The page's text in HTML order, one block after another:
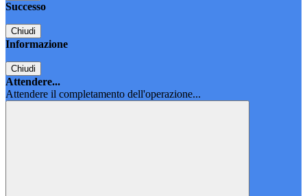
Successo
Chiudi
Informazione
Chiudi
Attendere...
Attendere il completamento dell'operazione...